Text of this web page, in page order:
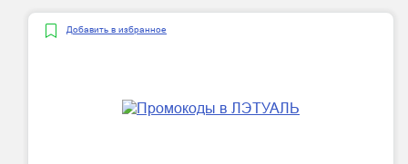
Добавить в избранное